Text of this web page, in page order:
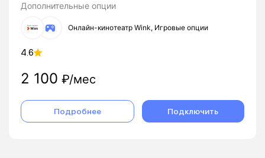
Дополнительные опции
Онлайн-кинотеатр Wink, Игровые опции
4.6
2 100 ₽/мес
Подробнее Подключить